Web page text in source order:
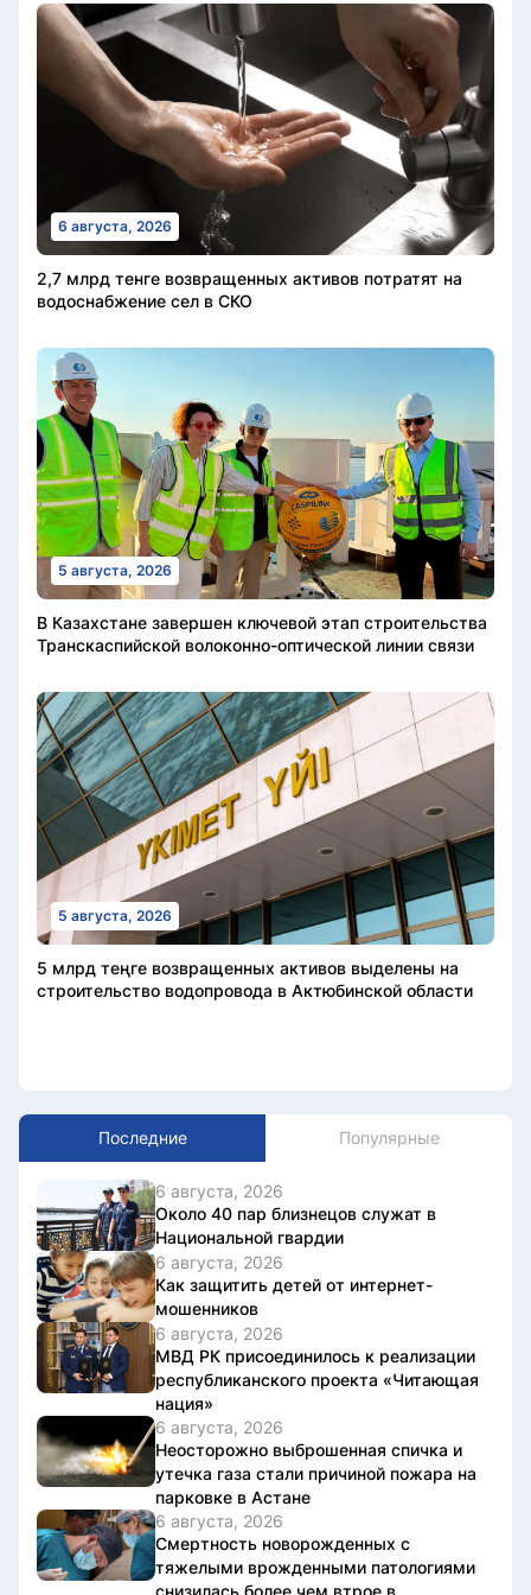
6 августа, 2026
2,7 млрд тенге возвращенных активов потратят на
водоснабжение сел в СКО
5 августа, 2026
В Казахстане завершен ключевой этап строительства
Транскаспийской волоконно-оптической линии связи
5 августа, 2026
5 млрд теңге возвращенных активов выделены на
строительство водопровода в Актюбинской области
Последние Популярные
6 августа, 2026
Около 40 пар близнецов служат в
Национальной гвардии
6 августа, 2026
Как защитить детей от интернет-
мошенников
6 августа, 2026
МВД РК присоединилось к реализации
республиканского проекта «Читающая
нация»
6 августа, 2026
Неосторожно выброшенная спичка и
утечка газа стали причиной пожара на
парковке в Астане
6 августа, 2026
Смертность новорожденных с
тяжелыми врожденными патологиями
снизилась более чем втрое в